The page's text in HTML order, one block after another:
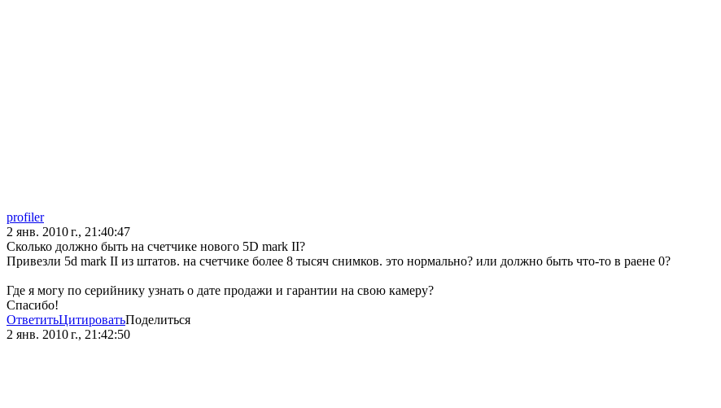
profiler
2 янв. 2010 г., 21:40:47
Сколько должно быть на счетчике нового 5D mark II?
Привезли 5d mark II из штатов. на счетчике более 8 тысяч снимков. это нормально? или должно быть что-то в раене 0?
Где я могу по серийнику узнать о дате продажи и гарантии на свою камеру?
Спасибо!
ОтветитьЦитироватьПоделиться
2 янв. 2010 г., 21:42:50